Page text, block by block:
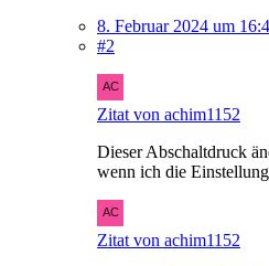
8. Februar 2024 um
#2
Zitat von achim1152
Dieser Abschaltdruck
wenn ich die
Zitat von achim1152